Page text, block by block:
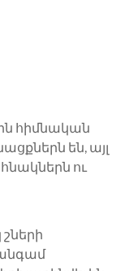
հիմնական
են, այլ
ու